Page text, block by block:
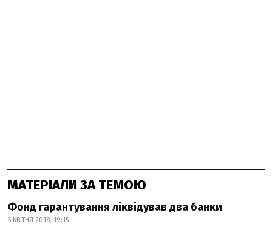
МАТЕРІАЛИ ЗА ТЕМОЮ
Фонд гарантування ліквідував два банки
6 КВІТНЯ 2018, 19:15